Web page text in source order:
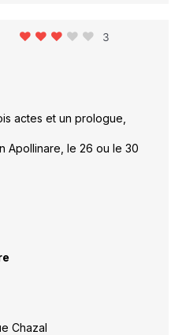
3
actes et un prologue,
Apollinare, le 26 ou le 30
Chazal